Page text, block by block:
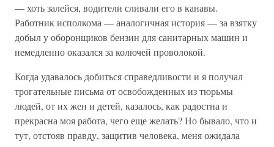
— хоть залейся, водители сливали его в канавы.
Работник исполкома — аналогичная история — за взятку
добыл у оборонщиков бензин для санитарных машин и
немедленно оказался за колючей проволокой.
Когда удавалось добиться справедливости и я получал
трогательные письма от освобожденных из тюрьмы
людей, от их жен и детей, казалось, как радостна и
прекрасна моя работа, чего еще желать? Но бывало, что и
тут, отстояв правду, защитив человека, меня ожидала